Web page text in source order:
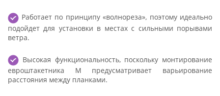
Работает по принципу «волнореза», поэтому идеально
подойдет для установки в местах с сильными порывами
ветра.
Высокая функциональность, поскольку монтирование
евроштакетника М предусматривает варьирование
расстояния между планками.